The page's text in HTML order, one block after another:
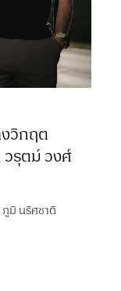
วิกฤต
วรุตม์ วงศ์
ภูมิ นริศชาติ